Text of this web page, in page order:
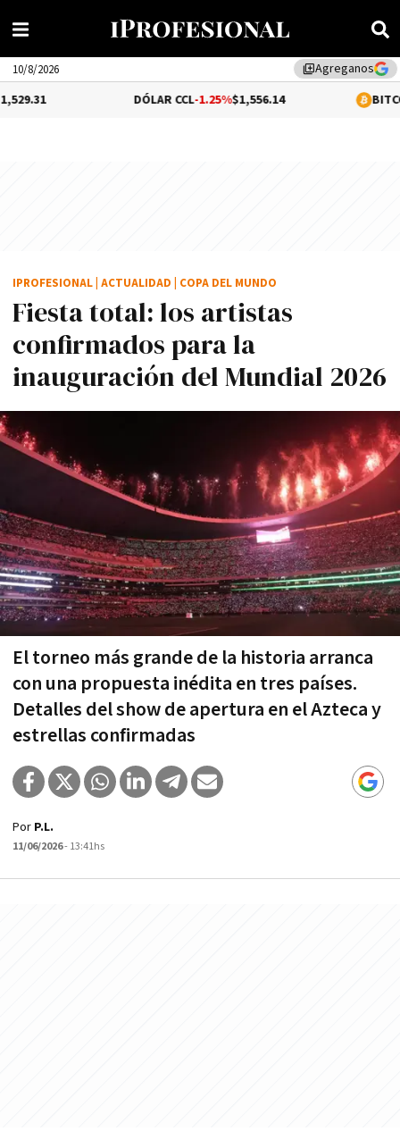
library_addAgreganos
10/8/2026
-1.25%$1,556.14 0.14%
Fiesta total: los artistas
confirmados para la
inauguración del Mundial 2026
El torneo más grande de la historia arranca
con una propuesta inédita en tres países.
Detalles del show de apertura en el Azteca y
estrellas confirmadas
IPROFESIONAL ACTUALIDAD COPA DEL MUNDO
Por P.L.
11/06/2026- 13:41hs